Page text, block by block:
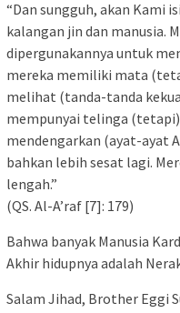
“Dan sungguh, akan Kami
kalangan jin dan manusia.
dipergunakannya untuk
mereka memiliki mata
melihat (tanda-tanda
mempunyai telinga
mendengarkan (ayat-ayat
bahkan lebih sesat lagi.
lengah.”
(QS. Al-A’raf [7]: 179)
Bahwa banyak Manusia
Akhir hidupnya adalah
Salam Jihad, Brother Eggi